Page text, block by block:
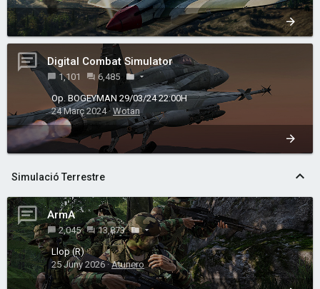
Digital Combat Simulator
1,101
6,485
Op. BOGEYMAN 29/03/24 22:00H
24 Març 2024 Wotan
Simulació Terrestre
ArmA
2,045
13,873
Llop (R)
25 Juny 2026 Atunero